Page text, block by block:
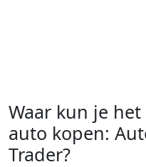
Waar kun je
auto kopen:
Trader?